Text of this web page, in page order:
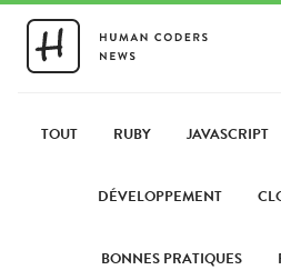
PARTAGER
TOUT RUBY JAVASCRIPT
DÉVELOPPEMENT
BONNES PRATIQUES